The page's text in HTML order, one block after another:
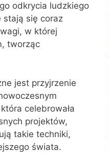
odkrycia ludzkiego
stają się coraz
w której
tworząc
jest przyjrzenie
celebrowała
projektów,
takie techniki,
świata.